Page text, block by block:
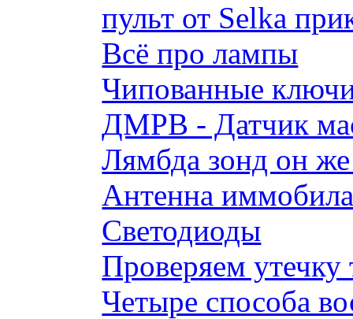
пульт от Selka
Всё про лампы
Чипованные
ДМРВ - Датчик
Лямбда зонд он
Антенна
Светодиоды
Проверяем утечку
Четыре способа